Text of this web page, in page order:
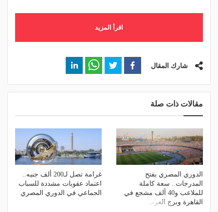
اقرأ المزيد
شارك المقال
مقالات ذات صلة
الدوري المصري يفتح
المدرجات.. سعة كاملة
للملاعب و40 ألف مشجع في
القاهرة وبرج العرب
غرامة تصل لـ200 ألف جنيه..
اعتماد عقوبات مشددة للسباب
الجماعي في الدوري المصري